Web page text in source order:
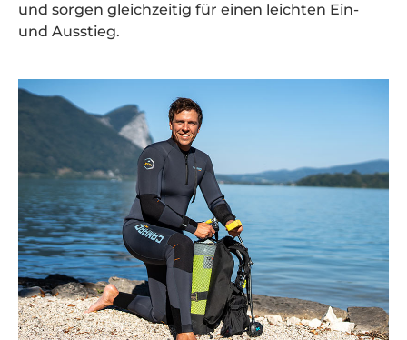
und sorgen gleichzeitig für einen leichten Ein-
und Ausstieg.